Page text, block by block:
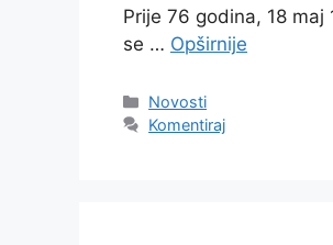
Prije 76 godina, 18
se … Opširnije
Kategorije
Novosti
Komentiraj